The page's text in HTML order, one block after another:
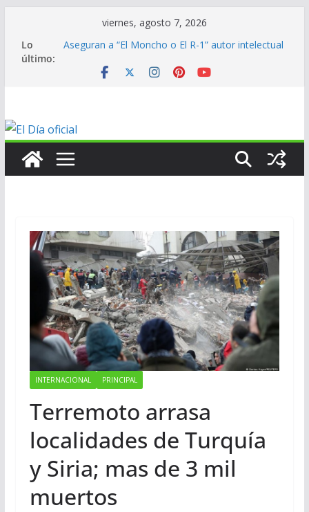
contenido
viernes, agosto 7, 2026
Lo
último:
Aseguran a “El Moncho o El R-1” autor intelectual
En mantenimiento…
Centroamericanos
INTERNACIONAL PRINCIPAL
Terremoto arrasa
localidades de Turquía
y Siria; mas de 3 mil
muertos